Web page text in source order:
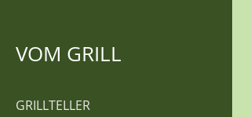
VOM GRILL
GRILLTELLER